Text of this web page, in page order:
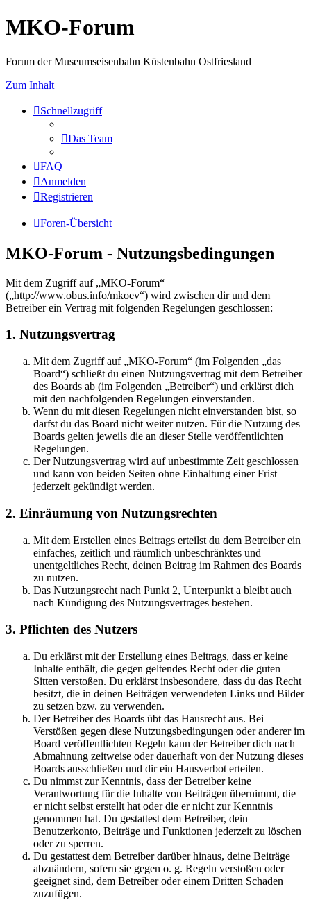
MKO-Forum
Forum der Museumseisenbahn Küstenbahn Ostfriesland
Zum Inhalt
Schnellzugriff
Das Team
FAQ
Anmelden
Registrieren
Foren-Übersicht
MKO-Forum - Nutzungsbedingungen
Mit dem Zugriff auf „MKO-Forum“
(„http://www.obus.info/mkoev“) wird zwischen dir und dem
Betreiber ein Vertrag mit folgenden Regelungen geschlossen:
1. Nutzungsvertrag
Mit dem Zugriff auf „MKO-Forum“ (im Folgenden „das
Board“) schließt du einen Nutzungsvertrag mit dem Betreiber
des Boards ab (im Folgenden „Betreiber“) und erklärst dich
mit den nachfolgenden Regelungen einverstanden.
Wenn du mit diesen Regelungen nicht einverstanden bist, so
darfst du das Board nicht weiter nutzen. Für die Nutzung des
Boards gelten jeweils die an dieser Stelle veröffentlichten
Regelungen.
Der Nutzungsvertrag wird auf unbestimmte Zeit geschlossen
und kann von beiden Seiten ohne Einhaltung einer Frist
jederzeit gekündigt werden.
2. Einräumung von Nutzungsrechten
Mit dem Erstellen eines Beitrags erteilst du dem Betreiber ein
einfaches, zeitlich und räumlich unbeschränktes und
unentgeltliches Recht, deinen Beitrag im Rahmen des Boards
zu nutzen.
Das Nutzungsrecht nach Punkt 2, Unterpunkt a bleibt auch
nach Kündigung des Nutzungsvertrages bestehen.
3. Pflichten des Nutzers
Du erklärst mit der Erstellung eines Beitrags, dass er keine
Inhalte enthält, die gegen geltendes Recht oder die guten
Sitten verstoßen. Du erklärst insbesondere, dass du das Recht
besitzt, die in deinen Beiträgen verwendeten Links und Bilder
zu setzen bzw. zu verwenden.
Der Betreiber des Boards übt das Hausrecht aus. Bei
Verstößen gegen diese Nutzungsbedingungen oder anderer im
Board veröffentlichten Regeln kann der Betreiber dich nach
Abmahnung zeitweise oder dauerhaft von der Nutzung dieses
Boards ausschließen und dir ein Hausverbot erteilen.
Du nimmst zur Kenntnis, dass der Betreiber keine
Verantwortung für die Inhalte von Beiträgen übernimmt, die
er nicht selbst erstellt hat oder die er nicht zur Kenntnis
genommen hat. Du gestattest dem Betreiber, dein
Benutzerkonto, Beiträge und Funktionen jederzeit zu löschen
oder zu sperren.
Du gestattest dem Betreiber darüber hinaus, deine Beiträge
abzuändern, sofern sie gegen o. g. Regeln verstoßen oder
geeignet sind, dem Betreiber oder einem Dritten Schaden
zuzufügen.